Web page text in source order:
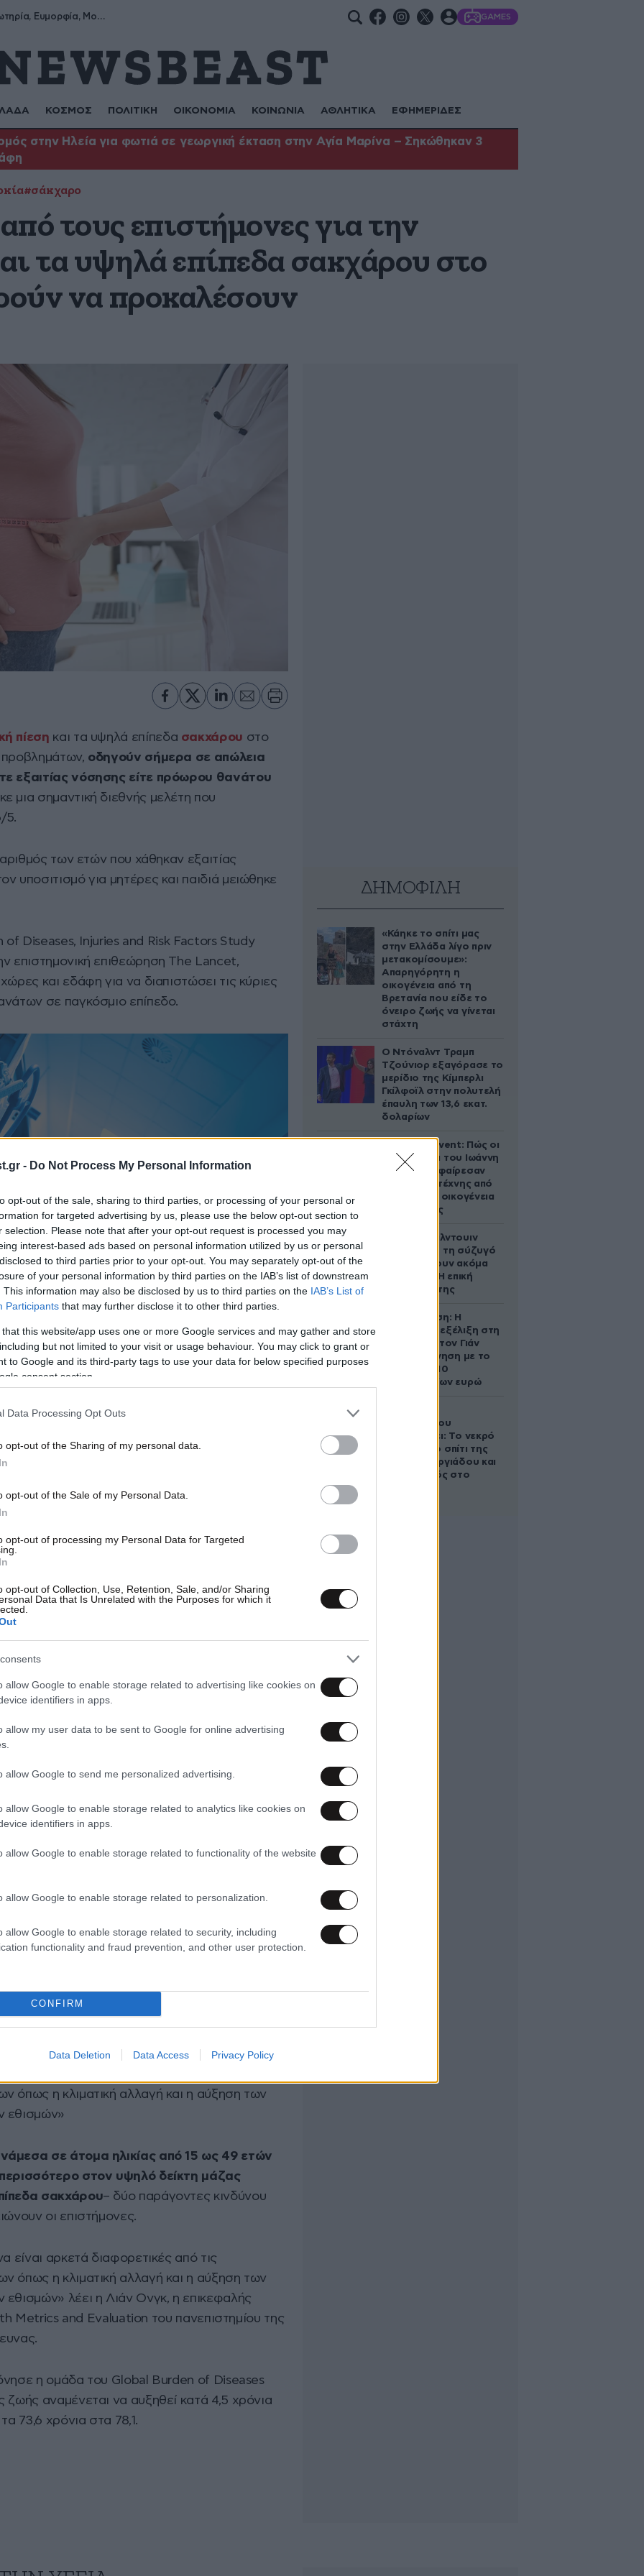
- Do Not Process My Personal Information
opt-out of the sale, sharing to third parties, or processing of your personal or
for targeted advertising by us, please use the below opt-out section to
selection. Please note that after your opt-out request is processed you may
interest-based ads based on personal information utilized by us or personal
to third parties prior to your opt-out. You may separately opt-out of the
of your personal information by third parties on the IAB’s list of downstream
This information may also be disclosed by us to third parties on the IAB’s List of
Participants that may further disclose it to other third parties.
that this website/app uses one or more Google services and may gather and store
but not limited to your visit or usage behaviour. You may click to grant or
to Google and its third-party tags to use your data for below specified purposes
consent section.
Data Processing Opt Outs
opt-out of the Sharing of my personal data.
opt-out of the Sale of my Personal Data.
opt-out of processing my Personal Data for Targeted
opt-out of Collection, Use, Retention, Sale, and/or Sharing
Data that Is Unrelated with the Purposes for which it
allow Google to enable storage related to advertising like cookies on
identifiers in apps.
allow my user data to be sent to Google for online advertising
allow Google to send me personalized advertising.
allow Google to enable storage related to analytics like cookies on
identifiers in apps.
allow Google to enable storage related to functionality of the website
allow Google to enable storage related to personalization.
allow Google to enable storage related to security, including
functionality and fraud prevention, and other user protection.
CONFIRM
Data Deletion Data Access Privacy Policy
Σωτήρης, Σωτηρία, Ευμορφία, Μορφούλα GAMES
ΚΟΣΜΟΣ ΠΟΛΙΤΙΚΗ ΟΙΚΟΝΟΜΙΑ ΚΟΙΝΩΝΙΑ ΑΘΛΗΤΙΚΑ ΕΦΗΜΕΡΙΔΕΣ
στην Ηλεία για φωτιά σε γεωργική έκταση στην Αγία Μαρίνα – Σηκώθηκαν 3
#σάκχαρο
τους επιστήμονες για την
τα υψηλά επίπεδα σακχάρου στο
να προκαλέσουν
πίεση και τα υψηλά επίπεδα σακχάρου στο
οδηγούν σήμερα σε απώλεια
εξαιτίας νόσησης είτε πρόωρου θανάτου
μια σημαντική διεθνής μελέτη που
5.
των ετών που χάθηκαν εξαιτίας
υποσιτισμό για μητέρες και παιδιά μειώθηκε
of Diseases, Injuries and Risk Factors Study
επιστημονική επιθεώρηση The Lancet,
και εδάφη για να διαπιστώσει τις κύριες
σε παγκόσμιο επίπεδο.
μια σαφή μετατόπιση των παγκόσμιων
οι πληθυσμοί γηράσκουν και ο τρόπος ζωής
της έκθεσης, παρότι τόσο για τα δεδομένα του
μόλυνση του αέρα ήταν ο μεγαλύτερος
δεν είναι ενιαία. Ο υποσιτισμός, για
παράγοντας κινδύνου στην υποσαχάρια
είναι αρκετά διαφορετικές από τις
όπως η κλιματική αλλαγή και η αύξηση των
εθισμών»
σε άτομα ηλικίας από 15 ως 49 ετών
στον υψηλό δείκτη μάζας
σακχάρου– δύο παράγοντες κινδύνου
οι επιστήμονες.
είναι αρκετά διαφορετικές από τις
όπως η κλιματική αλλαγή και η αύξηση των
λέει η Λιάν Ονγκ, η επικεφαλής
Metrics and Evaluation του πανεπιστημίου της
η ομάδα του Global Burden of Diseases
ζωής αναμένεται να αυξηθεί κατά 4,5 χρόνια
73,6 χρόνια στα 78,1.
ΔΗΜΟΦΙΛΗ
«Κάηκε το σπίτι μας
στην Ελλάδα λίγο πριν
μετακομίσουμε»:
Απαρηγόρητη η
οικογένεια από τη
Βρετανία που είδε το
όνειρο ζωής να γίνεται
στάχτη
Ο Ντόναλντ Τραμπ
Τζούνιορ εξαγόρασε το
μερίδιο της Κίμπερλι
Γκίλφοϊλ στην πολυτελή
έπαυλη των 13,6 εκατ.
δολαρίων
Παλάτι Marivent: Πώς οι
κληρονόμοι του Ιωάννη
Σαριδάκη αφαίρεσαν
1.300 έργα τέχνης από
τη βασιλική οικογένεια
της Ισπανίας
Ο Άλεκ Μπάλντουιν
ζήτησε από τη σύζυγό
του να κάνουν ακόμα
ένα παιδί – Η επική
αντίδρασή της
Αθηνά Ωνάση: Η
απρόσμενη εξέλιξη στη
διαμάχη με τον Γιάν
Τοπς – Η κίνηση με το
άλογο των 10
εκατομμυρίων ευρώ
Τζώρτζογλου
αποκαλύπτει: Το νεκρό
έμβρυο στο σπίτι της
Μαρίας Γεωργιάδου και
ο εγκλεισμός στο